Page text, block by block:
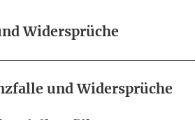
Widersprüche
und Widersprüche